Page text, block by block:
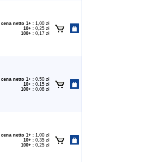
cena netto 1+ : 1,00 zł
10+ : 0,25 zł
100+ : 0,17 zł
cena netto 1+ : 0,50 zł
10+ : 0,15 zł
100+ : 0,08 zł
cena netto 1+ : 1,00 zł
10+ : 0,35 zł
100+ : 0,25 zł